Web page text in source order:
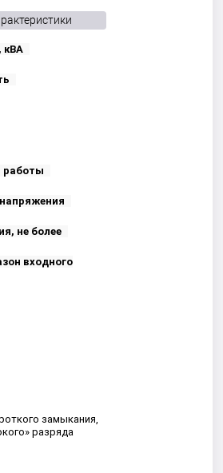
кВА
работы
не более
входного
замыкания,
разряда